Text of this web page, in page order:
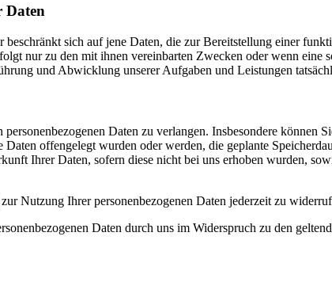
Daten
beschränkt sich auf jene Daten, die zur Bereitstellung einer
nur zu den mit ihnen vereinbarten Zwecken oder wenn
und Abwicklung unserer Aufgaben und Leistungen
Daten zu verlangen. Insbesondere können
offengelegt wurden oder werden, die geplante
Ihrer Daten, sofern diese nicht bei uns erhoben wurden,
Nutzung Ihrer personenbezogenen Daten jederzeit zu
Daten durch uns im Widerspruch zu den